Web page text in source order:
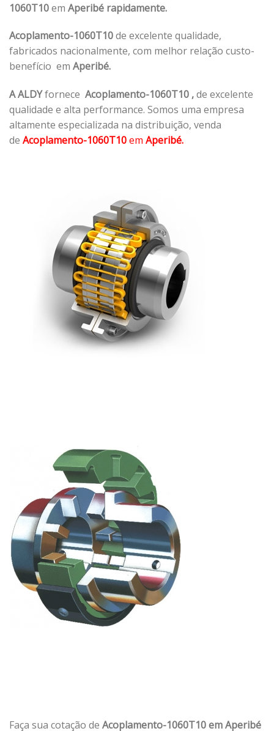
1060T10em Aperibé rapidamente.
Acoplamento-1060T10de excelente qualidade,
fabricados nacionalmente, com melhor relação custo-
benefício em Aperibé.
A ALDYfornece Acoplamento-1060T10 ,de excelente
qualidade e alta performance. Somos uma empresa
altamente especializada na distribuição, venda
de Acoplamento-1060T10em Aperibé.
Faça sua cotação de Acoplamento-1060T10 em Aperibé